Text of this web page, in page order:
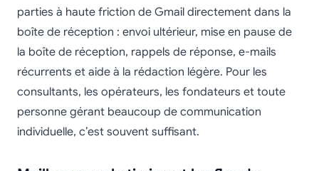
parties à haute friction de Gmail directement dans la
boîte de réception : envoi ultérieur, mise en pause de
la boîte de réception, rappels de réponse, e-mails
récurrents et aide à la rédaction légère. Pour les
consultants, les opérateurs, les fondateurs et toute
personne gérant beaucoup de communication
individuelle, c’est souvent suffisant.